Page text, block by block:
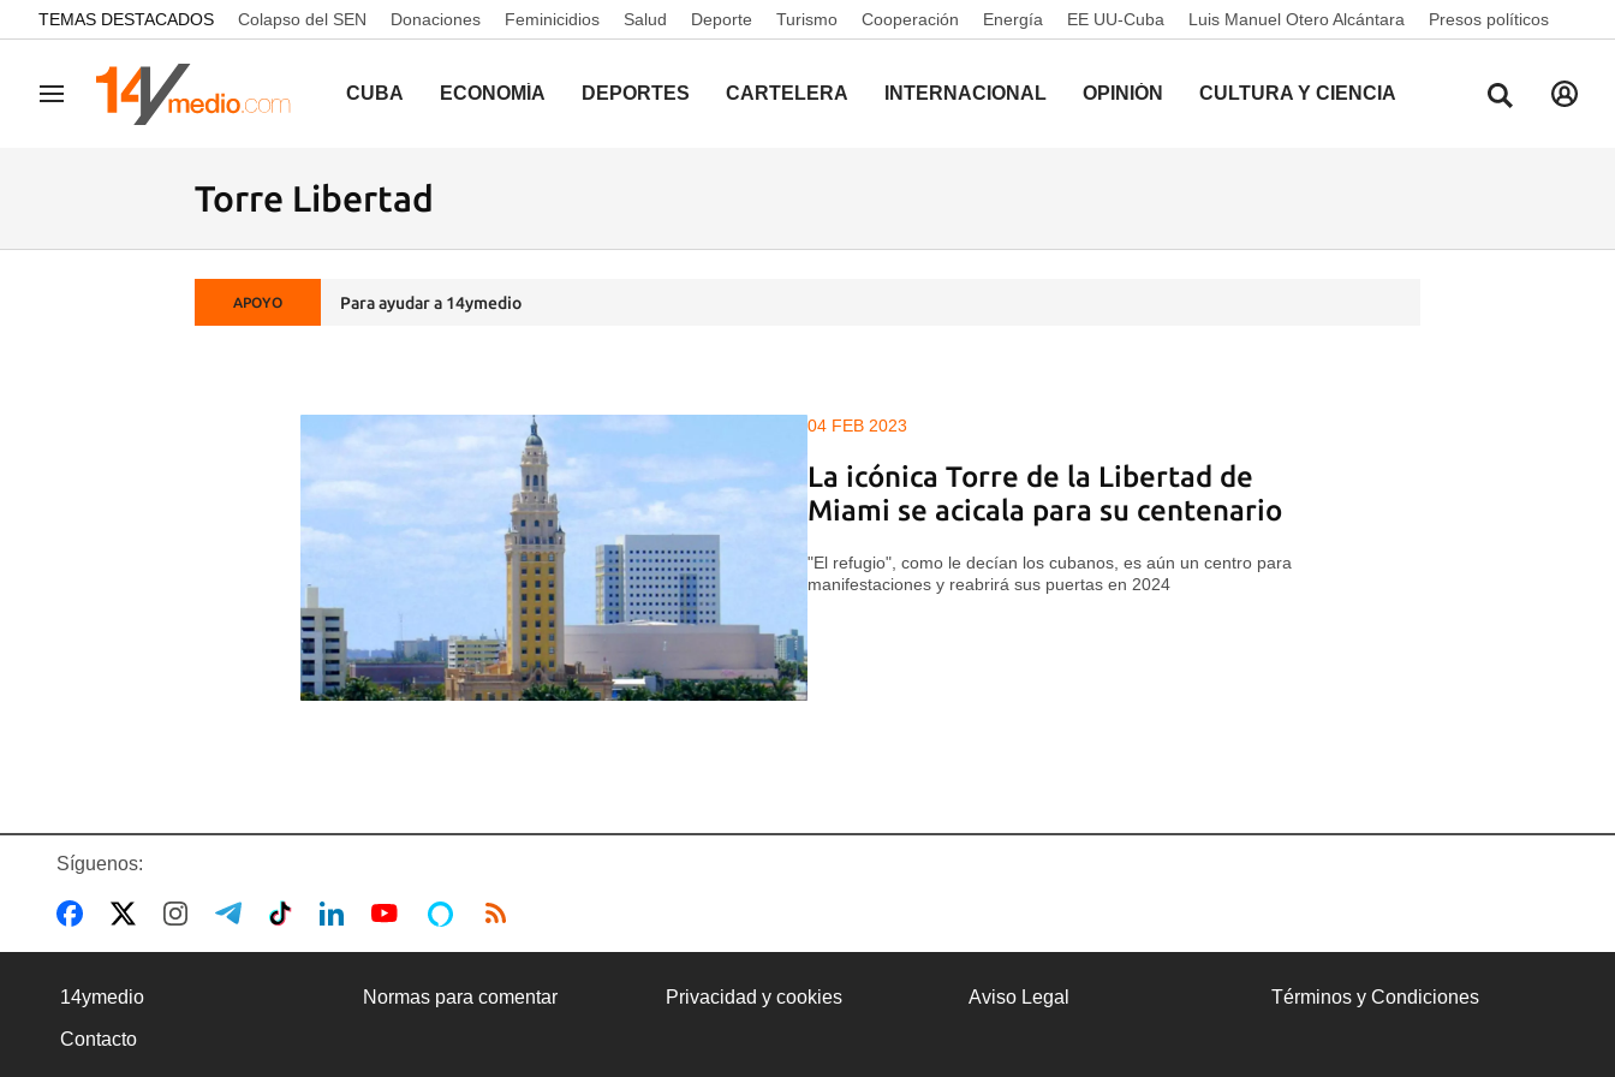
common.go-to-content
TEMAS DESTACADOS Colapso del SEN Donaciones Feminicidios Salud Deporte Turismo Cooperación Energía EE UU-Cuba Luis Manuel Otero Alcántara Presos políticos
Navegación CUBA ECONOMÍA DEPORTES CARTELERA INTERNACIONAL OPINIÓN CULTURA Y CIENCIA
Torre Libertad
APOYO Para ayudar a 14ymedio
04 FEB 2023
La icónica Torre de la Libertad de
Miami se acicala para su centenario
"El refugio", como le decían los cubanos, es aún un centro para
manifestaciones y reabrirá sus puertas en 2024
Síguenos:
14ymedio Normas para comentar Privacidad y cookies Aviso Legal Términos y Condiciones
Contacto